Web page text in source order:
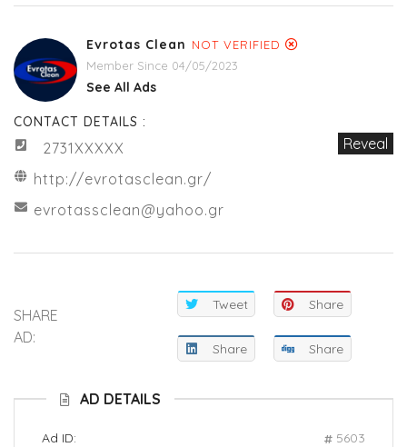
Evrotas Clean NOT VERIFIED
Member Since 04/05/2023
See All Ads
CONTACT DETAILS :
2731XXXXX
Reveal
http://evrotasclean.gr/
evrotassclean@yahoo.gr
SHARE
AD:
Tweet Share
Share Share
AD DETAILS
Ad ID: 5603